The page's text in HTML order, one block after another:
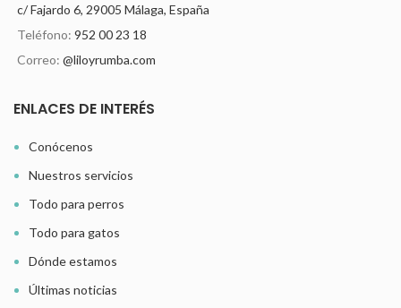
c/ Fajardo 6, 29005 Málaga, España
Teléfono: 952 00 23 18
Correo: @liloyrumba.com
ENLACES DE INTERÉS
Conócenos
Nuestros servicios
Todo para perros
Todo para gatos
Dónde estamos
Últimas noticias